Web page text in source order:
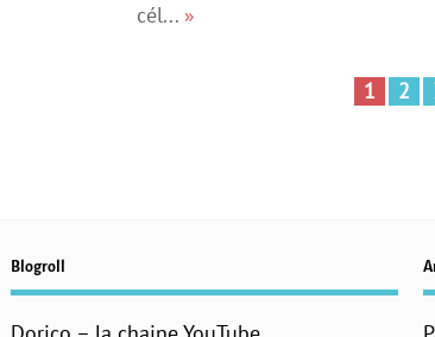
cél... »
1 2
Blogroll